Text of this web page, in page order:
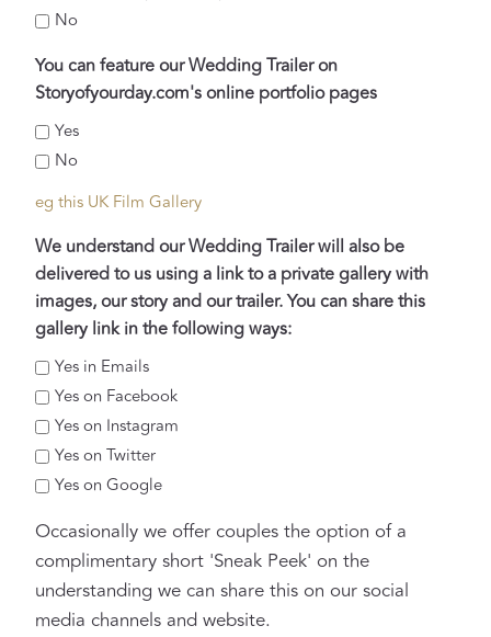
h
M
M
c
h
r
ä
g
s
t
i
c
h
J
J
J
J
No
You can feature our Wedding Trailer on
Storyofyourday.com's online portfolio pages
Yes
No
eg this UK Film Gallery
We understand our Wedding Trailer will also be
delivered to us using a link to a private gallery with
images, our story and our trailer. You can share this
gallery link in the following ways:
Yes in Emails
Yes on Facebook
Yes on Instagram
Yes on Twitter
Yes on Google
Occasionally we offer couples the option of a
complimentary short 'Sneak Peek' on the
understanding we can share this on our social
media channels and website.